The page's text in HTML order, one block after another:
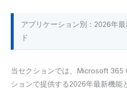
アプリケーション別：2026年
ド
当セクションでは、Microsoft 365
ションで提供する2026年最新機能